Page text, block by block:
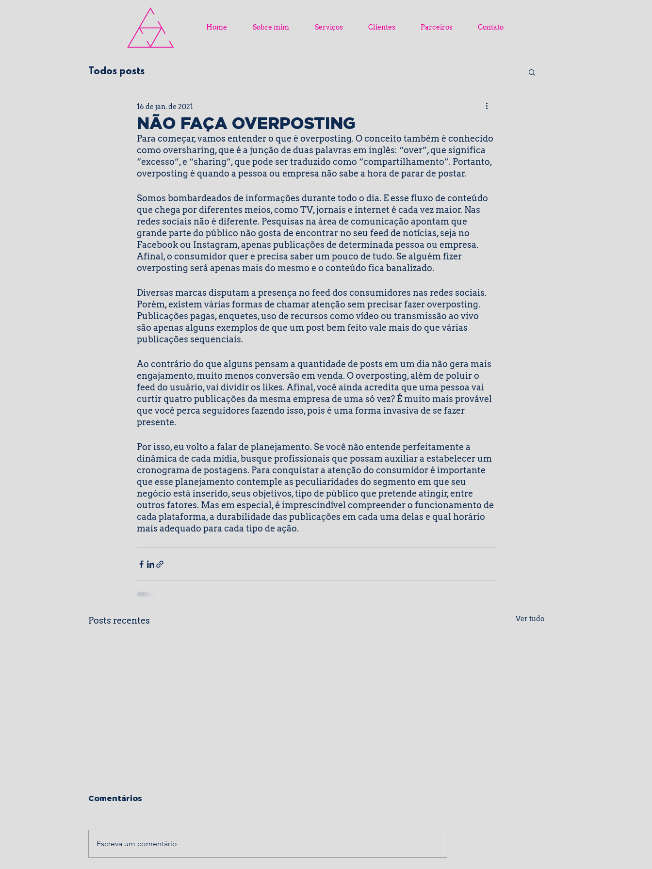
Home Sobre mim Serviços Clientes Parceiros Contato
Todos posts
NÃO FAÇA OVERPOSTING
16 de jan. de 2021
Para começar, vamos entender o que é overposting. O conceito também é conhecido
como oversharing, que é a junção de duas palavras em inglês: “over”, que significa
“excesso”, e “sharing”, que pode ser traduzido como “compartilhamento”. Portanto,
overposting é quando a pessoa ou empresa não sabe a hora de parar de postar.
Somos bombardeados de informações durante todo o dia. E esse fluxo de conteúdo
que chega por diferentes meios, como TV, jornais e internet é cada vez maior. Nas
redes sociais não é diferente. Pesquisas na área de comunicação apontam que
grande parte do público não gosta de encontrar no seu feed de notícias, seja no
Facebook ou Instagram, apenas publicações de determinada pessoa ou empresa.
Afinal, o consumidor quer e precisa saber um pouco de tudo. Se alguém fizer
overposting será apenas mais do mesmo e o conteúdo fica banalizado.
Diversas marcas disputam a presença no feed dos consumidores nas redes sociais.
Porém, existem várias formas de chamar atenção sem precisar fazer overposting.
Publicações pagas, enquetes, uso de recursos como vídeo ou transmissão ao vivo
são apenas alguns exemplos de que um post bem feito vale mais do que várias
publicações sequenciais.
Ao contrário do que alguns pensam a quantidade de posts em um dia não gera mais
engajamento, muito menos conversão em venda. O overposting, além de poluir o
feed do usuário, vai dividir os likes. Afinal, você ainda acredita que uma pessoa vai
curtir quatro publicações da mesma empresa de uma só vez? É muito mais provável
que você perca seguidores fazendo isso, pois é uma forma invasiva de se fazer
presente.
Por isso, eu volto a falar de planejamento. Se você não entende perfeitamente a
dinâmica de cada mídia, busque profissionais que possam auxiliar a estabelecer um
cronograma de postagens. Para conquistar a atenção do consumidor é importante
que esse planejamento contemple as peculiaridades do segmento em que seu
negócio está inserido, seus objetivos, tipo de público que pretende atingir, entre
outros fatores. Mas em especial, é imprescindível compreender o funcionamento de
cada plataforma, a durabilidade das publicações em cada uma delas e qual horário
mais adequado para cada tipo de ação.
Posts recentes Ver tudo
Comentários
Escreva um comentário